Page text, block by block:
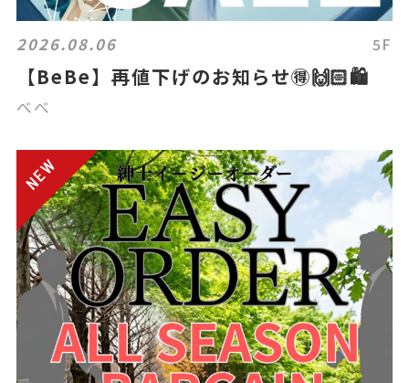
2026.08.06 5F
【BeBe】再値下げのお知らせ🉐🙌🏻🛍️
べべ